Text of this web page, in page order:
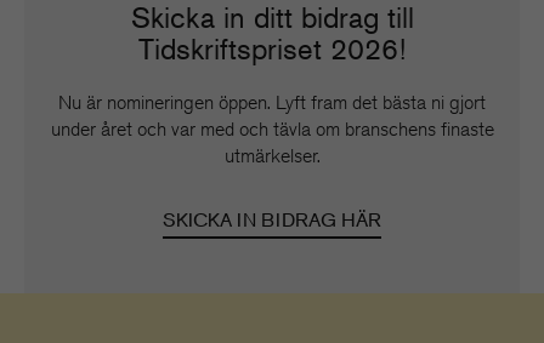
Skicka in ditt bidrag till
Tidskriftspriset 2026!
Nu är nomineringen öppen. Lyft fram det bästa ni gjort
under året och var med och tävla om branschens finaste
utmärkelser.
SKICKA IN BIDRAG HÄR